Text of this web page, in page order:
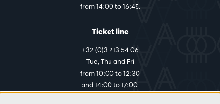
from 14:00 to 16:45.
Ticket line
+32 (0)3 213 54 06
Tue, Thu and Fri
from 10:00 to 12:30
and 14:00 to 17:00.